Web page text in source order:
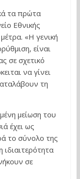
τα πρώτα
Εθνικής
«Η γενική
είναι
σε σχετικό
να γίνει
τη
μείωση του
έχει ως
το σύνολο της
σε